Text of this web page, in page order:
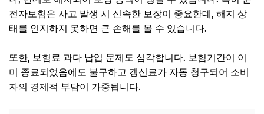
전자보험은 사고 발생 시 신속한 보장이 중요한데, 해지 상
태를 인지하지 못하면 큰 손해를 볼 수 있습니다.
또한, 보험료 과다 납입 문제도 심각합니다. 보험기간이 이
미 종료되었음에도 불구하고 갱신료가 자동 청구되어 소비
자의 경제적 부담이 가중됩니다.